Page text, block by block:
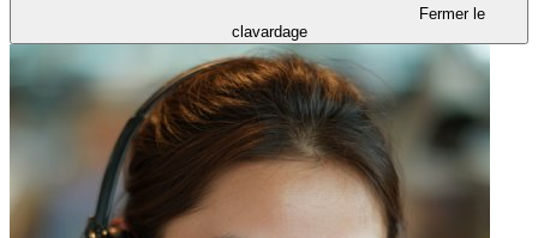
Fermer le
clavardage